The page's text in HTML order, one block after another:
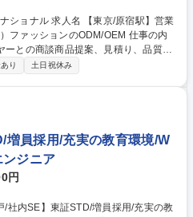
京/原宿駅】営業
ッションのODM/OEM 仕事の内
との商談商品提案、見積り、品質確
的には会社の経営にご参画いただくこ
の生産管理 等。また当社と契約して
きます。工場との連携を密に取るた
っていただきます。 業務内容の変更
OEM
り 土日祝休み
増員採用/充実の教育環境/W
ンジニア
円